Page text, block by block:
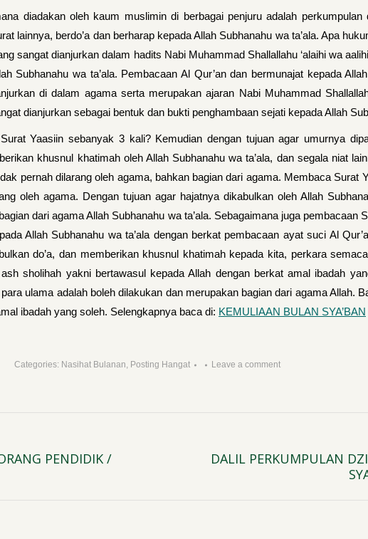
diadakan oleh kaum muslimin di berbagai penjuru adalah perkumpulan
lainnya, berdo’a dan berharap kepada Allah Subhanahu wa ta’ala. Apa
sangat dianjurkan dalam hadits Nabi Muhammad Shallallahu ‘alaihi wa
Subhanahu wa ta’ala. Pembacaan Al Qur’an dan bermunajat kepada
di dalam agama serta merupakan ajaran Nabi Muhammad
dianjurkan sebagai bentuk dan bukti penghambaan sejati kepada Allah
Yaasiin sebanyak 3 kali? Kemudian dengan tujuan agar umurnya
khusnul khatimah oleh Allah Subhanahu wa ta’ala, dan segala niat
pernah dilarang oleh agama, bahkan bagian dari agama. Membaca Surat
oleh agama. Dengan tujuan agar hajatnya dikabulkan oleh Allah
dari agama Allah Subhanahu wa ta’ala. Sebagaimana juga pembacaan
Allah Subhanahu wa ta’ala dengan berkat pembacaan ayat suci Al
do’a, dan memberikan khusnul khatimah kepada kita, perkara
sholihah yakni bertawasul kepada Allah dengan berkat amal ibadah
ulama adalah boleh dilakukan dan merupakan bagian dari agama Allah.
ibadah yang soleh. Selengkapnya baca di: KEMULIAAN BULAN SYA’BAN
Categories: Nasihat Bulanan, Posting Hangat Leave a comment
PENDIDIK /
DALIL PERKUMPULAN